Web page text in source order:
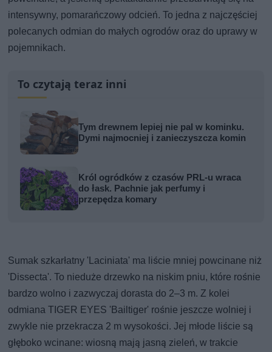
intensywny, pomarańczowy odcień. To jedna z najczęściej
polecanych odmian do małych ogrodów oraz do uprawy w
pojemnikach.
To czytają teraz inni
Tym drewnem lepiej nie pal w kominku.
Dymi najmocniej i zanieczyszcza komin
Król ogródków z czasów PRL-u wraca
do łask. Pachnie jak perfumy i
przepędza komary
Sumak szkarłatny 'Laciniata' ma liście mniej powcinane niż
'Dissecta'. To nieduże drzewko na niskim pniu, które rośnie
bardzo wolno i zazwyczaj dorasta do 2–3 m. Z kolei
odmiana TIGER EYES 'Bailtiger' rośnie jeszcze wolniej i
zwykle nie przekracza 2 m wysokości. Jej młode liście są
głęboko wcinane: wiosną mają jasną zieleń, w trakcie